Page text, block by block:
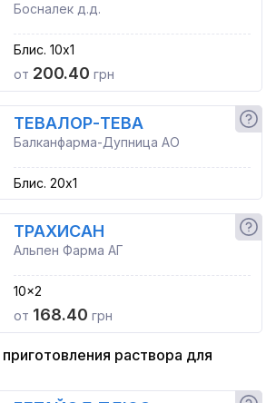
Босналек д.д.
Блис. 10x1
от 200.40 грн
ТЕВАЛОР-ТЕВА
Балканфарма-Дупница АО
Блис. 20x1
ТРАХИСАН
Альпен Фарма АГ
10x2
от 168.40 грн
раствора для